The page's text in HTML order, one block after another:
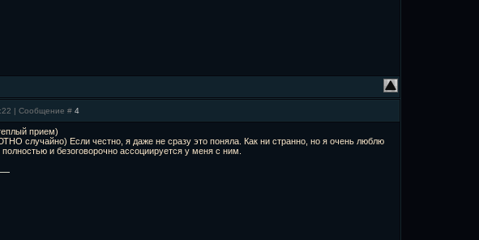
| Сообщение # 4
прием)
случайно) Если честно, я даже не сразу это поняла. Как ни странно, но я очень люблю
и безоговорочно ассоциируется у меня с ним.